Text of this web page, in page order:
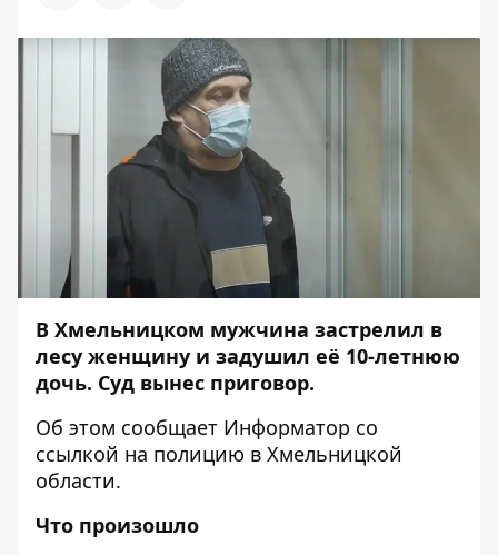
В Хмельницком мужчина застрелил в
лесу женщину и задушил её 10-летнюю
дочь. Суд вынес приговор.
Об этом сообщает Информатор со
ссылкой на полицию в Хмельницкой
области.
Что произошло